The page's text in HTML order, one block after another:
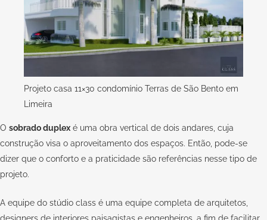
Projeto casa 11×30 condomínio Terras de São Bento em
Limeira
O sobrado duplex é uma obra vertical de dois andares, cuja
construção visa o aproveitamento dos espaços. Então, pode-se
dizer que o conforto e a praticidade são referências nesse tipo de
projeto.
A equipe do stúdio class é uma equipe completa de arquitetos,